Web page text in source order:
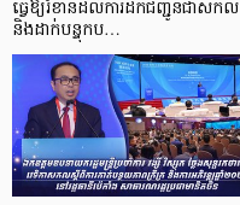
ធ្វើឱ្យរំខានដល់ការដឹកជញ្ជូនជាសកល
និងដាក់បន្ទុកប…